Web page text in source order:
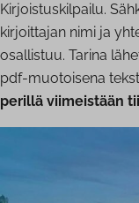
Kirjoistuskilpailu.
kirjoittajan nimi ja
osallistuu. Tarina
pdf-muotoisena
perillä viimeistään